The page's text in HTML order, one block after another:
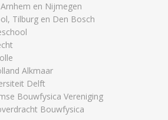
en Nijmegen
Tilburg en Den Bosch
Alkmaar
Delft
Bouwfysica Vereniging
Bouwfysica